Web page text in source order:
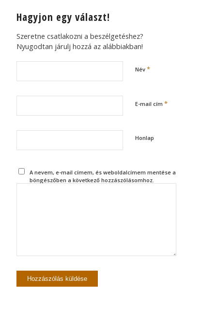
Hagyjon egy választ!
Szeretne csatlakozni a beszélgetéshez?
Nyugodtan járulj hozzá az alábbiakban!
Név *
E-mail cím *
Honlap
A nevem, e-mail címem, és weboldalcímem mentése a
böngészőben a következő hozzászólásomhoz.